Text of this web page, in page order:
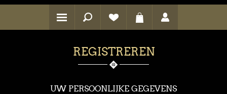
REGISTREREN
UW PERSOONLIJKE GEGEVENS